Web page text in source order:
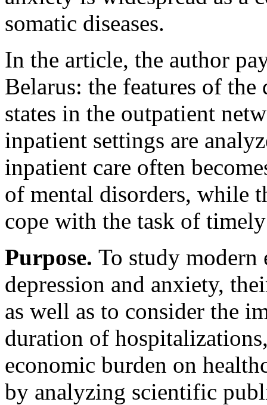
somatic diseases.
In the article, the author
Belarus: the features of
states in the outpatient
inpatient settings are
inpatient care often
of mental disorders, while
cope with the task of
Purpose. To study
depression and anxiety,
as well as to consider the
duration of
economic burden on
by analyzing scientific